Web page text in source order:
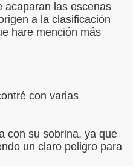
acaparan las escenas
a la clasificación
hare mención más
con varias
con su sobrina, ya que
un claro peligro para